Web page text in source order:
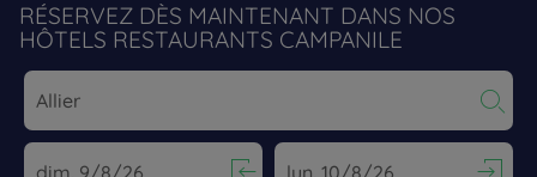
RÉSERVEZ DÈS MAINTENANT DANS NOS
HÔTELS RESTAURANTS CAMPANILE